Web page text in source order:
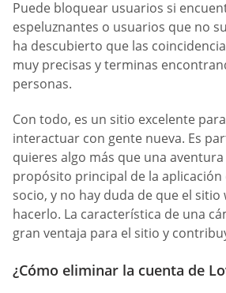
Puede bloquear usuarios si
espeluznantes o usuarios que no
ha descubierto que las
muy precisas y terminas
personas.
Con todo, es un sitio excelente
interactuar con gente nueva. Es
quieres algo más que una aventura
propósito principal de la
socio, y no hay duda de que el sitio
hacerlo. La característica de una
gran ventaja para el sitio y
¿Cómo eliminar la cuenta de